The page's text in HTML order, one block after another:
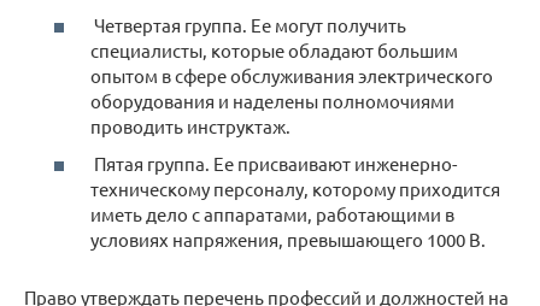
Четвертая группа. Ее могут получить
специалисты, которые обладают большим
опытом в сфере обслуживания электрического
оборудования и наделены полномочиями
проводить инструктаж.
Пятая группа. Ее присваивают инженерно-
техническому персоналу, которому приходится
иметь дело с аппаратами, работающими в
условиях напряжения, превышающего 1000 В.
Право утверждать перечень профессий и должностей на